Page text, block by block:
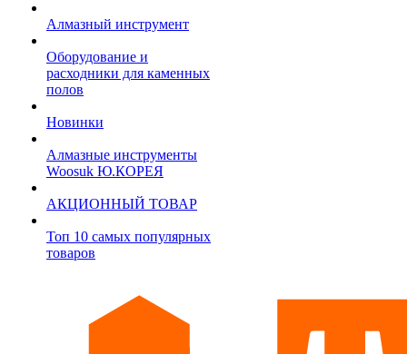
Алмазный инструмент
Оборудование и
расходники для каменных
полов
Новинки
Алмазные инструменты
Woosuk Ю.КОРЕЯ
АКЦИОННЫЙ ТОВАР
Топ 10 самых популярных
товаров